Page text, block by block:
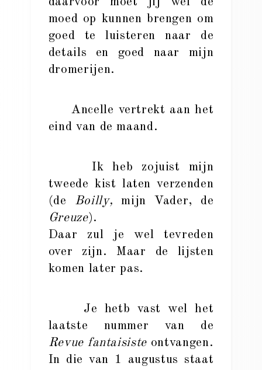
moed op kunnen brengen om
goed te luisteren naar de
details en goed naar mijn
dromerijen.
Ancelle vertrekt aan het
eind van de maand.
Ik heb zojuist mijn
tweede kist laten verzenden
(de Boilly,mijn Vader, de
Greuze).
Daar zul je wel tevreden
over zijn. Maar de lijsten
komen later pas.
Je hetb vast wel het
laatste nummer van de
Revue fantaisisteontvangen.
In die van 1 augustus staat